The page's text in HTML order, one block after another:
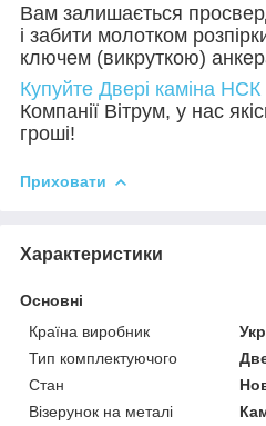
Вам залишається
і забити молотком
ключем (викруткою)
Купуйте Двері каміна НСК
Компанії Вітрум, у нас
гроші!
Приховати
Характеристики
Основні
Країна виробник
Тип комплектуючого
Стан
Візерунок на металі